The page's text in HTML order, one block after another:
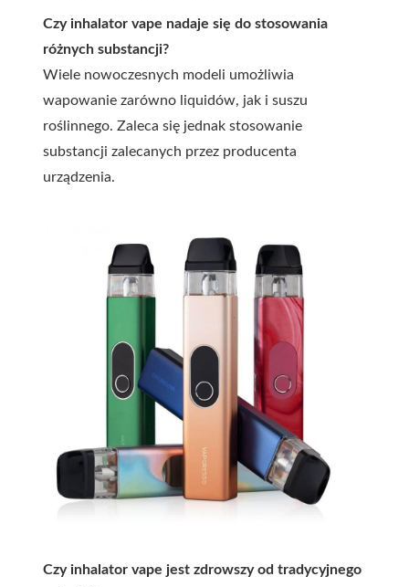
Czy inhalator vape nadaje się do stosowania
różnych substancji?
Wiele nowoczesnych modeli umożliwia
wapowanie zarówno liquidów, jak i suszu
roślinnego. Zaleca się jednak stosowanie
substancji zalecanych przez producenta
urządzenia.
Czy inhalator vape jest zdrowszy od tradycyjnego